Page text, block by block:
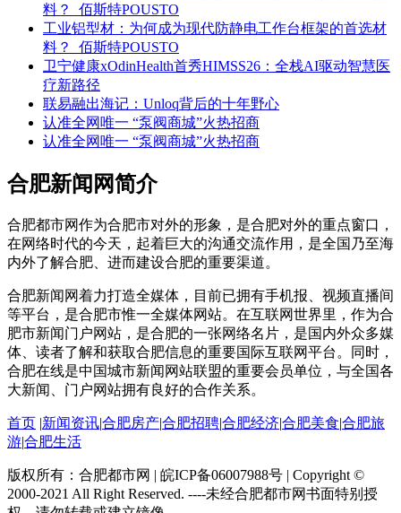
料？_佰斯特POUSTO
工业铝型材：为何成为现代防静电工作台框架的首选材
料？_佰斯特POUSTO
卫宁健康xOdinHealth首秀HIMSS26：全栈AI驱动智慧医
疗新路径
联易融出海记：Unloq背后的十年野心
认准全网唯一 “泵阀商城”火热招商
认准全网唯一 “泵阀商城”火热招商
合肥新闻网简介
合肥都市网作为合肥市对外的形象，是合肥对外的重点窗口，
在网络时代的今天，起着巨大的沟通交流作用，是全国乃至海
内外了解合肥、进而建设合肥的重要渠道。
合肥新闻网着力打造全媒体，目前已拥有手机报、视频直播间
等平台，是合肥市惟一全媒体网站。在互联网世界里，作为合
肥市新闻门户网站，是合肥的一张网络名片，是国内外众多媒
体、读者了解和获取合肥信息的重要国际互联网平台。同时，
合肥在线是中国城市新闻网站联盟的重要会员单位，与全国各
大新闻、门户网站拥有良好的合作关系。
首页 |新闻资讯|合肥房产|合肥招聘|合肥经济|合肥美食|合肥旅
游|合肥生活
版权所有：合肥都市网 | 皖ICP备06007988号 | Copyright ©
2000-2021 All Right Reserved. ----未经合肥都市网书面特别授